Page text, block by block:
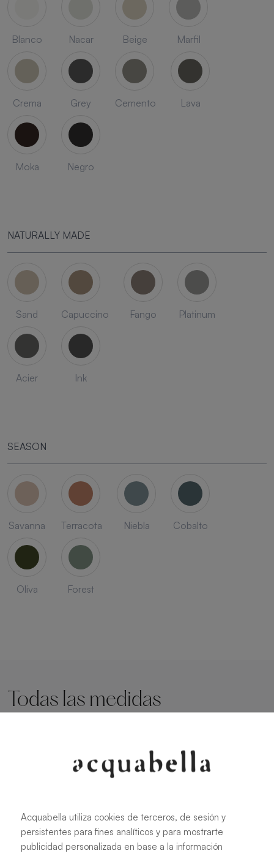
Blanco Nacar Beige Marfil
Crema Grey Cemento Lava
Moka Negro
NATURALLY MADE
Sand Capuccino Fango Platinum
Acier Ink
SEASON
Savanna Terracota Niebla Cobalto
Oliva Forest
Todas las medidas
150 X 70 cm
170 X 70 cm
200 X 70 cm
220 X 70 cm
180 X 75 cm
Acquabella utiliza cookies de terceros, de sesión y
persistentes para fines analíticos y para mostrarte
publicidad personalizada en base a la información